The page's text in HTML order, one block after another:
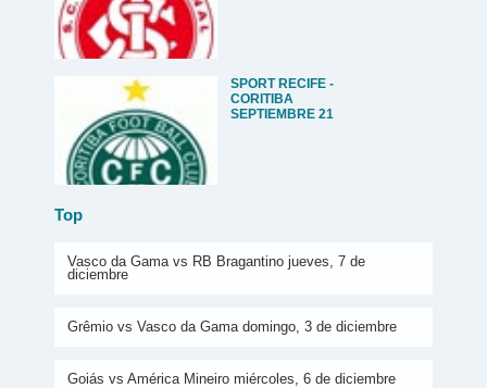
SPORT RECIFE -
CORITIBA
SEPTIEMBRE 21
Top
Vasco da Gama vs RB Bragantino jueves, 7 de
diciembre
Grêmio vs Vasco da Gama domingo, 3 de diciembre
Goiás vs América Mineiro miércoles, 6 de diciembre